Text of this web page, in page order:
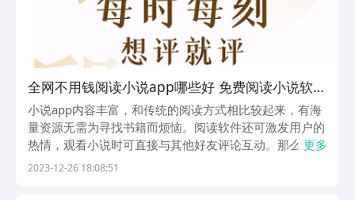
全网不用钱阅读小说app哪些好 免费阅读小说软件
榜单
小说app内容丰富，和传统的阅读方式相比较起来，有海
量资源无需为寻找书籍而烦恼。阅读软件还可激发用户的
热情，观看小说时可直接与其他好友评论互动。那么全网
免费阅读小说app哪个好？当前大部分app都有着美观便
更多
2023-12-26 18:08:51